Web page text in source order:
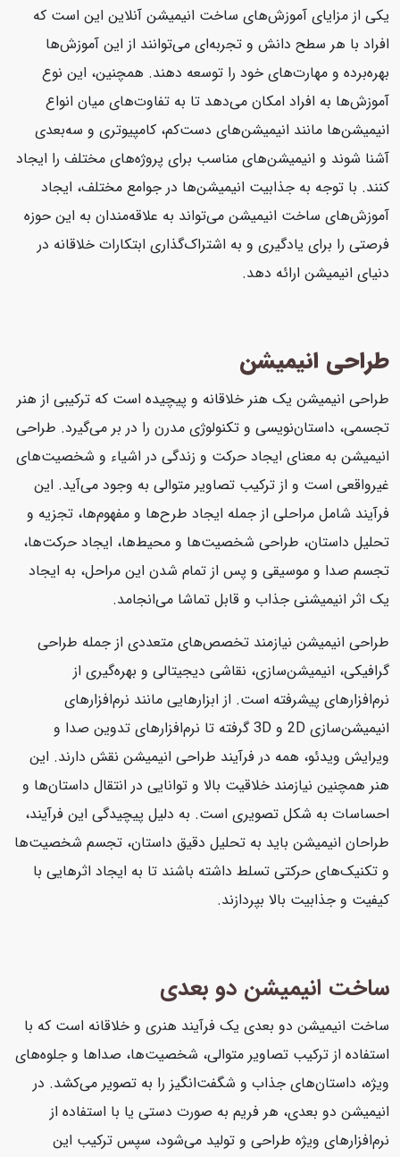
یکی از مزایای آموزش‌های ساخت انیمیشن آنلاین این است که
افراد با هر سطح دانش و تجربه‌ای می‌توانند از این آموزش‌ها
بهره‌برده و مهارت‌های خود را توسعه دهند. همچنین، این نوع
آموزش‌ها به افراد امکان می‌دهد تا به تفاوت‌های میان انواع
انیمیشن‌ها مانند انیمیشن‌های دست‌کم، کامپیوتری و سه‌بعدی
آشنا شوند و انیمیشن‌های مناسب برای پروژه‌های مختلف را ایجاد
کنند. با توجه به جذابیت انیمیشن‌ها در جوامع مختلف، ایجاد
آموزش‌های ساخت انیمیشن می‌تواند به علاقه‌مندان به این حوزه
فرصتی را برای یادگیری و به اشتراک‌گذاری ابتکارات خلاقانه در
دنیای انیمیشن ارائه دهد.
طراحی انیمیشن
طراحی انیمیشن یک هنر خلاقانه و پیچیده است که ترکیبی از هنر
تجسمی، داستان‌نویسی و تکنولوژی مدرن را در بر می‌گیرد. طراحی
انیمیشن به معنای ایجاد حرکت و زندگی در اشیاء و شخصیت‌های
غیرواقعی است و از ترکیب تصاویر متوالی به وجود می‌آید. این
فرآیند شامل مراحلی از جمله ایجاد طرح‌ها و مفهوم‌ها، تجزیه و
تحلیل داستان، طراحی شخصیت‌ها و محیط‌ها، ایجاد حرکت‌ها،
تجسم صدا و موسیقی و پس از تمام شدن این مراحل، به ایجاد
یک اثر انیمیشنی جذاب و قابل تماشا می‌انجامد.
طراحی انیمیشن نیازمند تخصص‌های متعددی از جمله طراحی
گرافیکی، انیمیشن‌سازی، نقاشی دیجیتالی و بهره‌گیری از
نرم‌افزارهای پیشرفته است. از ابزارهایی مانند نرم‌افزارهای
انیمیشن‌سازی 2D و 3D گرفته تا نرم‌افزارهای تدوین صدا و
ویرایش ویدئو، همه در فرآیند طراحی انیمیشن نقش دارند. این
هنر همچنین نیازمند خلاقیت بالا و توانایی در انتقال داستان‌ها و
احساسات به شکل تصویری است. به دلیل پیچیدگی این فرآیند،
طراحان انیمیشن باید به تحلیل دقیق داستان، تجسم شخصیت‌ها
و تکنیک‌های حرکتی تسلط داشته باشند تا به ایجاد اثرهایی با
کیفیت و جذابیت بالا بپردازند.
ساخت انیمیشن دو بعدی
ساخت انیمیشن دو بعدی یک فرآیند هنری و خلاقانه است که با
استفاده از ترکیب تصاویر متوالی، شخصیت‌ها، صداها و جلوه‌های
ویژه، داستان‌های جذاب و شگفت‌انگیز را به تصویر می‌کشد. در
انیمیشن دو بعدی، هر فریم به صورت دستی یا با استفاده از
نرم‌افزارهای ویژه طراحی و تولید می‌شود، سپس ترکیب این